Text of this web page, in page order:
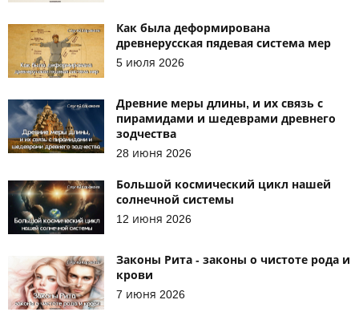
Как была деформирована
древнерусская пядевая система мер
5 июля 2026
Древние меры длины, и их связь с
пирамидами и шедеврами древнего
зодчества
28 июня 2026
Большой космический цикл нашей
солнечной системы
12 июня 2026
Законы Рита - законы о чистоте рода и
крови
7 июня 2026